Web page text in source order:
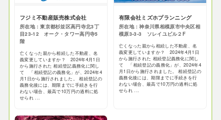
フジミ不動産販売株式会社
所在地：東京都杉並区高円寺北3丁
目23-12 オーク・タワー高円寺5
階
亡くなった親から相続した不動産、名
義変更していますか？ 2024年4月1日
から施行された 相続登記義務化に関し
て 「相続登記の義務化」が、2024年4
月1日から施行されました。 相続登記の
義務化後には、期限までに手続きを行
わない場合、最高で10万円の過料に処
せられ ...
有限会社ミズホプランニング
所在地：神奈川県相模原市中央区相
模原3-3-3 ソレイユビル２F
亡くなった親から相続した不動産、名
義変更していますか？ 2024年4月1日
から施行された 相続登記義務化に関し
て 「相続登記の義務化」が、2024年4
月1日から施行されました。 相続登記の
義務化後には、期限までに手続きを行
わない場合、最高で10万円の過料に処
せられ ...